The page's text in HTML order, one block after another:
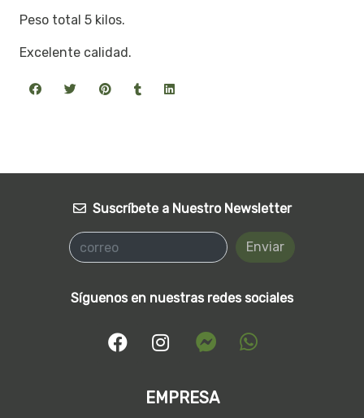
Peso total 5 kilos.
Excelente calidad.
Suscríbete a Nuestro Newsletter
Enviar
Síguenos en nuestras redes sociales
EMPRESA